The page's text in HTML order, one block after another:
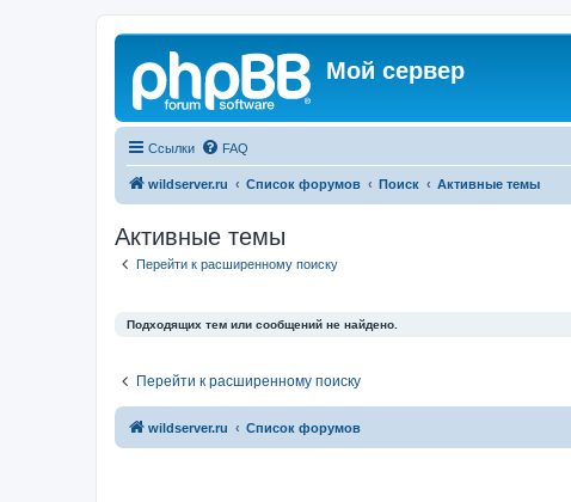
Мой сервер
Ссылки FAQ
wildserver.ru Список форумов Поиск Активные темы
Активные темы
Перейти к расширенному поиску
Подходящих тем или сообщений не найдено.
Перейти к расширенному поиску
wildserver.ru Список форумов